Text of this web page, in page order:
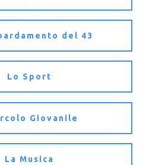
del 43
Lo Sport
Giovanile
La Musica